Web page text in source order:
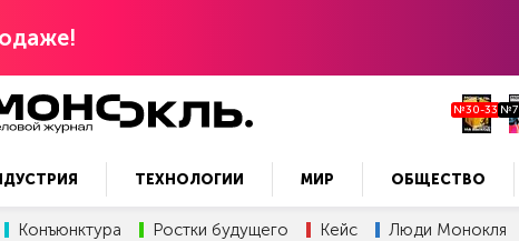
№30-33 №7
ТЕХНОЛОГИИ МИР ОБЩЕСТВО
Конъюнктура Ростки будущего Кейс Люди Монокля